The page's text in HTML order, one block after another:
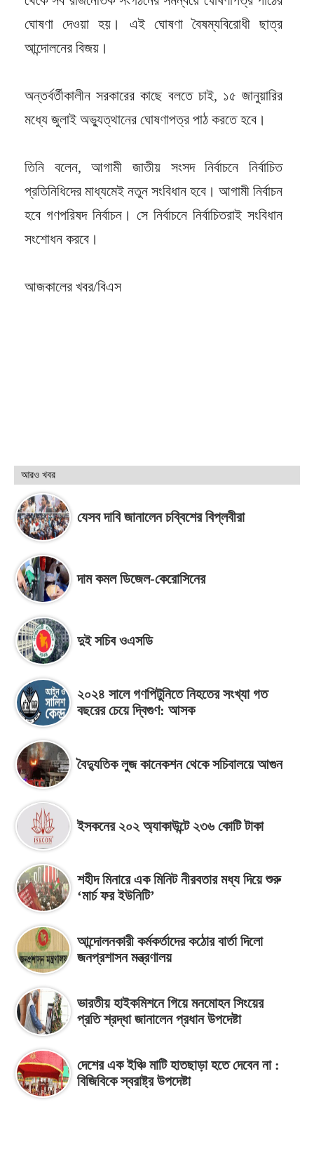
ঘোষণা দেওয়া হয়। এই ঘোষণা বৈষম্যবিরোধী ছাত্র
আন্দোলনের বিজয়।
অন্তর্বর্তীকালীন সরকারের কাছে বলতে চাই, ১৫ জানুয়ারির
মধ্যে জুলাই অভ্যুত্থানের ঘোষণাপত্র পাঠ করতে হবে।
তিনি বলেন, আগামী জাতীয় সংসদ নির্বাচনে নির্বাচিত
প্রতিনিধিদের মাধ্যমেই নতুন সংবিধান হবে। আগামী নির্বাচন
হবে গণপরিষদ নির্বাচন। সে নির্বাচনে নির্বাচিতরাই সংবিধান
সংশোধন করবে।
আজকালের খবর/বিএস
আরও খবর
যেসব দাবি জানালেন চব্বিশের বিপ্লবীরা
দাম কমল ডিজেল-কেরোসিনের
দুই সচিব ওএসডি
২০২৪ সালে গণপিটুনিতে নিহতের সংখ্যা গত
বছরের চেয়ে দ্বিগুণ: আসক
বৈদ্যুতিক লুজ কানেকশন থেকে সচিবালয়ে আগুন
ইসকনের ২০২ অ্যাকাউন্টে ২৩৬ কোটি টাকা
শহীদ মিনারে এক মিনিট নীরবতার মধ্য দিয়ে শুরু
‘মার্চ ফর ইউনিটি’
আন্দোলনকারী কর্মকর্তাদের কঠোর বার্তা দিলো
জনপ্রশাসন মন্ত্রণালয়
ভারতীয় হাইকমিশনে গিয়ে মনমোহন সিংয়ের
প্রতি শ্রদ্ধা জানালেন প্রধান উপদেষ্টা
দেশের এক ইঞ্চি মাটি হাতছাড়া হতে দেবেন না :
বিজিবিকে স্বরাষ্ট্র উপদেষ্টা